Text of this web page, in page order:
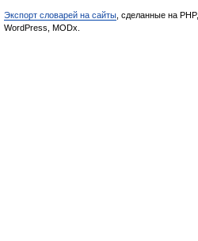
Экспорт словарей на сайты , сделанные на PHP,
WordPress, MODx.